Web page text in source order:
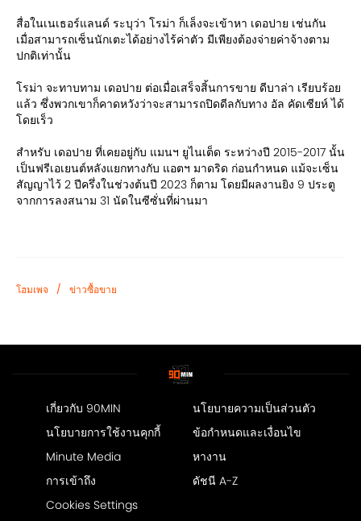
สื่อในเนเธอร์แลนด์ ระบุว่า โรม่า ก็เล็งจะเข้าหา เดอปาย เช่นกัน
เมื่อสามารถเซ็นนักเตะได้อย่างไร้ค่าตัว มีเพียงต้องจ่ายค่าจ้างตาม
ปกติเท่านั้น
โรม่า จะทาบทาม เดอปาย ต่อเมื่อเสร็จสิ้นการขาย ดีบาล่า เรียบร้อย
แล้ว ซึ่งพวกเขาก็คาดหวังว่าจะสามารถปิดดีลกับทาง อัล คัดเซียห์ ได้
โดยเร็ว
สำหรับ เดอปาย ที่เคยอยู่กับ แมนฯ ยูไนเต็ด ระหว่างปี 2015-2017 นั้น
เป็นฟรีเอเยนต์หลังแยกทางกับ แอตฯ มาดริด ก่อนกำหนด แม้จะเซ็น
สัญญาไว้ 2 ปีครึ่งในช่วงต้นปี 2023 ก็ตาม โดยมีผลงานยิง 9 ประตู
จากการลงสนาม 31 นัดในซีซั่นที่ผ่านมา
โฮมเพจ / ข่าวซื้อขาย
เกี่ยวกับ 90MIN
นโยบายความเป็นส่วนตัว
นโยบายการใช้งานคุกกี้
ข้อกำหนดและเงื่อนไข
Minute Media
หางาน
การเข้าถึง
ดัชนี A-Z
Cookies Settings